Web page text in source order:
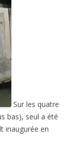
Sur les quatre
bas), seul a été
inaugurée en